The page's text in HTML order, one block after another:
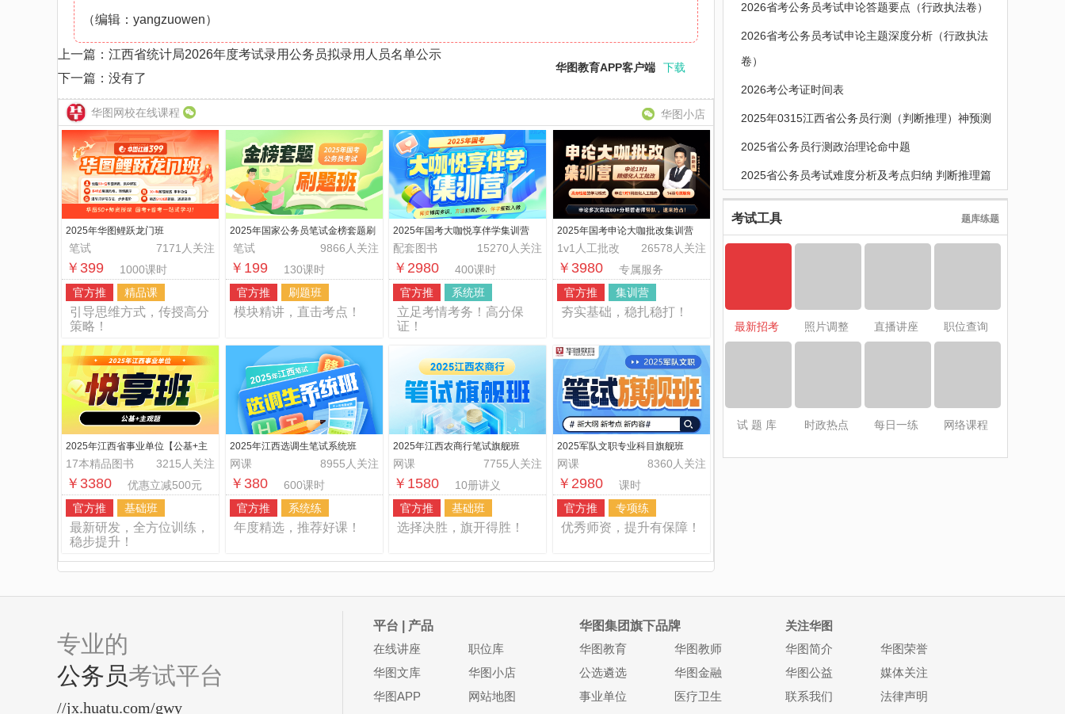
（编辑：yangzuowen）
上一篇： 江西省统计局2026年度考试录用公务员拟录用人员名单公示
下一篇：没有了
华图教育APP客户端 下载
华图网校在线课程 华图小店
2025年华图鲤跃龙门班
7171人关注
笔试
￥399
1000课时
官方推
精品课
引导思维方式，传授高分
策略！
2025年国家公务员笔试金榜套题刷
题班
9866人关注
笔试
￥199
130课时
官方推
刷题班
模块精讲，直击考点！
2025年国考大咖悦享伴学集训营
15270人关注
配套图书
￥2980
400课时
官方推
系统班
立足考情考务！高分保
证！
2025年国考申论大咖批改集训营
26578人关注
1v1人工批改
￥3980
专属服务
官方推
集训营
夯实基础，稳扎稳打！
2025年江西省事业单位【公基+主
观题】悦享班
3215人关注
17本精品图书
￥3380
优惠立减500元
官方推
基础班
最新研发，全方位训练，
稳步提升！
2025年江西选调生笔试系统班
8955人关注
网课
￥380
600课时
官方推
系统练
年度精选，推荐好课！
2025年江西农商行笔试旗舰班
7755人关注
网课
￥1580
10册讲义
官方推
基础班
选择决胜，旗开得胜！
2025军队文职专业科目旗舰班
8360人关注
网课
￥2980
课时
官方推
专项练
优秀师资，提升有保障！
2026省考公务员考试申论答题要点（行政执法卷）
2026省考公务员考试申论主题深度分析（行政执法
卷）
2026考公考证时间表
2025年0315江西省公务员行测（判断推理）神预测
2025省公务员行测政治理论命中题
2025省公务员考试难度分析及考点归纳 判断推理篇
考试工具 题库练题
最新招考 照片调整 直播讲座 职位查询
试 题 库 时政热点 每日一练 网络课程
专业的
公务员考试平台
//jx.huatu.com/gwy
平台 | 产品
在线讲座
职位库
华图文库
华图小店
华图APP
网站地图
华图集团旗下品牌
华图教育
华图教师
公选遴选
华图金融
事业单位
医疗卫生
关注华图
华图简介
华图荣誉
华图公益
媒体关注
联系我们
法律声明